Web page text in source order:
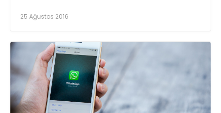
25 Ağustos 2016